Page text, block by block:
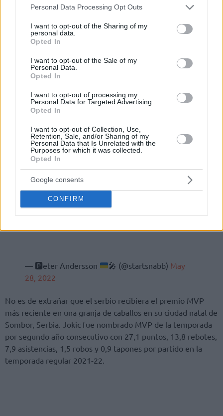
Please note that this website/app uses one or more Google
not limited to your visit or usage behaviour. You may click to
grant or deny consent to Google and its third-party tags to
use your data for below specified purposes in below Google
consent section.
Personal Data Processing Opt Outs
I want to opt-out of the Sharing of my
personal data.
Opted In
I want to opt-out of the Sale of my
Personal Data.
Opted In
I want to opt-out of processing my
Personal Data for Targeted Advertising.
Opted In
I want to opt-out of Collection, Use,
Retention, Sale, and/or Sharing of my
Personal Data that Is Unrelated with the
Purposes for which it was collected.
Opted In
Google consents
CONFIRM
— 🅿eter Andersson 🎤 (@startsnabb) May
28, 2022
No es de extrañar que el serbio recibiera el premio MVP
más reciente en una granja de caballos en su ciudad natal de
Sombor, Serbia. Jokic fue nombrado MVP de la temporada
por segundo año consecutivo con 27,1 puntos, 13,8 rebotes,
7,9 asistencias, 1,5 robos y 0,9 tapones por partido en la
temporada regular 2021-22.